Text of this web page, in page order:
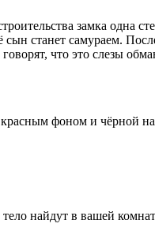
замка одна
сын станет самураем.
что это слезы
красным фоном и чёрной
найдут в вашей